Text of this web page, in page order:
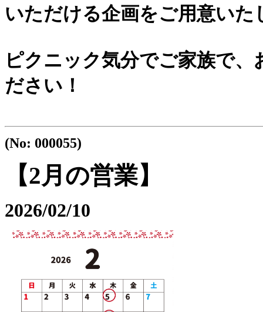
いただける企画をご用意いた
ピクニック気分でご家族で
ださい！
(No: 000055)
【2月の営業】
2026/02/10